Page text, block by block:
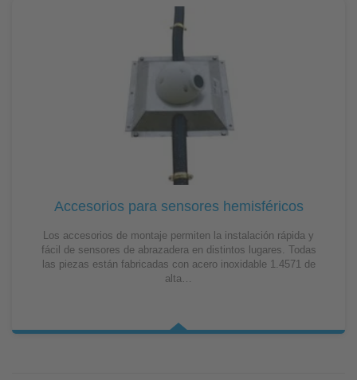
Accesorios para sensores hemisféricos
Los accesorios de montaje permiten la instalación rápida y
fácil de sensores de abrazadera en distintos lugares. Todas
las piezas están fabricadas con acero inoxidable 1.4571 de
alta…